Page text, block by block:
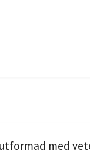
med